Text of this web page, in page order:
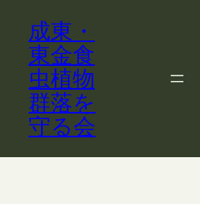
成東・
東金食
虫植物
群落を
守る会